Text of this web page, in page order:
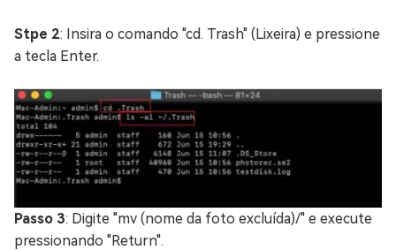
Stpe 2: Insira o comando "cd. Trash" (Lixeira) e pressione
a tecla Enter.
Passo 3: Digite "mv (nome da foto excluída)/" e execute
pressionando "Return".